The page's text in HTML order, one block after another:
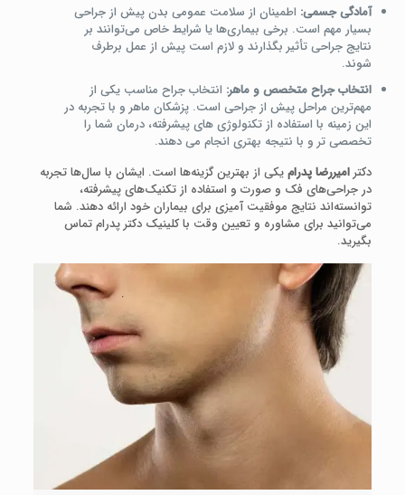
آمادگی جسمی: اطمینان از سلامت عمومی بدن پیش از جراحی
بسیار مهم است. برخی بیماری‌ها یا شرایط خاص می‌توانند بر
نتایج جراحی تأثیر بگذارند و لازم است پیش از عمل برطرف
شوند.
انتخاب جراح متخصص و ماهر: انتخاب جراح مناسب یکی از
مهم‌ترین مراحل پیش از جراحی است. پزشکان ماهر و با تجربه در
این زمینه با استفاده از تکنولوژی های پیشرفته، درمان شما را
تخصصی تر و با نتیجه بهتری انجام می دهند.
دکترامیررضا پدرامیکی از بهترین گزینه‌ها است. ایشان با سال‌ها تجربه
در جراحی‌های فک و صورت و استفاده از تکنیک‌های پیشرفته،
توانسته‌اند نتایج موفقیت‌ آمیزی برای بیماران خود ارائه دهند. شما
می‌توانید برای مشاوره و تعیین وقت با کلینیک دکتر پدرام تماس
بگیرید.